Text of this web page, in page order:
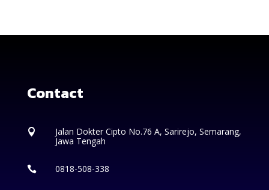
Contact

Jalan Dokter Cipto No.76 A, Sarirejo, Semarang,
Jawa Tengah
 0818-508-338